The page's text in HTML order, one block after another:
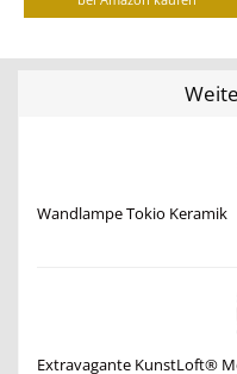
Wandlampe Tokio Keramik
Extravagante KunstLoft®